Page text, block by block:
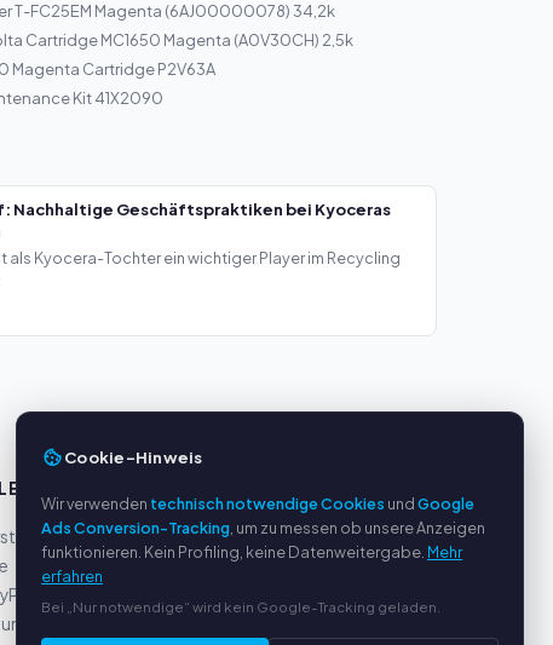
T-FC25EM Magenta (6AJ00000078) 34,2k
Cartridge MC1650 Magenta (A0V30CH) 2,5k
Magenta Cartridge P2V63A
Kit 41X2090
Nachhaltige Geschäftspraktiken bei Kyoceras
als Kyocera-Tochter ein wichtiger Player im Recycling
Über uns
Datenschutzerklärung
Cookie-Hinweis
Wir verwenden technisch notwendige Cookies undGoogle
Ads Conversion-Tracking , um zu messen ob unsere Anzeigen
funktionieren. Kein Profiling, keine Datenweitergabe. Mehr
erfahren
Bei „Nur notwendige“ wird kein Google-Tracking geladen.